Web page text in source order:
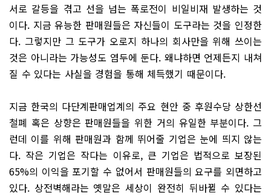
서로 갈등을 겪고 선을 넘는 폭로전이 비일비재 발생하는 것
이다. 지금 유능한 판매원들은 자신들이 도구라는 것을 인정한
다. 그렇지만 그 도구가 오로지 하나의 회사만을 위해 쓰이는
것은 아니라는 가능성도 염두에 둔다. 왜냐하면 언제든지 내쳐
질 수 있다는 사실을 경험을 통해 체득했기 때문이다.
지금 한국의 다단계판매업계의 주요 현안 중 후원수당 상한선
철폐 혹은 상향은 판매원들을 위한 거의 유일한 부분이다. 그
런데 이를 위해 판매원과 함께 뛰어줄 기업은 눈에 띄지 않는
다. 작은 기업은 작다는 이유로, 큰 기업은 법적으로 보장된
65%의 이익을 포기할 수 없어서 판매원들의 요구를 외면하고
있다. 상전벽해라는 옛말은 세상이 완전히 뒤바뀔 수 있다는